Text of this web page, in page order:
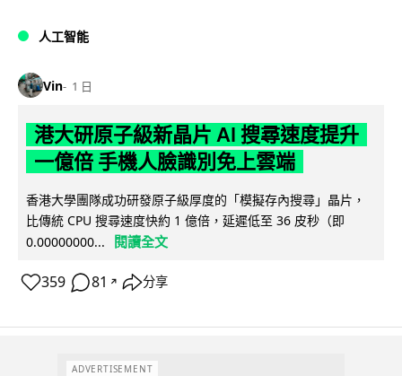
人工智能
Vin 1 日
港大研原子級新晶片 AI 搜尋速度提升
一億倍 手機人臉識別免上雲端
香港大學團隊成功研發原子級厚度的「模擬存內搜尋」晶片，
比傳統 CPU 搜尋速度快約 1 億倍，延遲低至 36 皮秒（即
0.00000000...
閱讀全文
359 81 ↗ 分享
ADVERTISEMENT